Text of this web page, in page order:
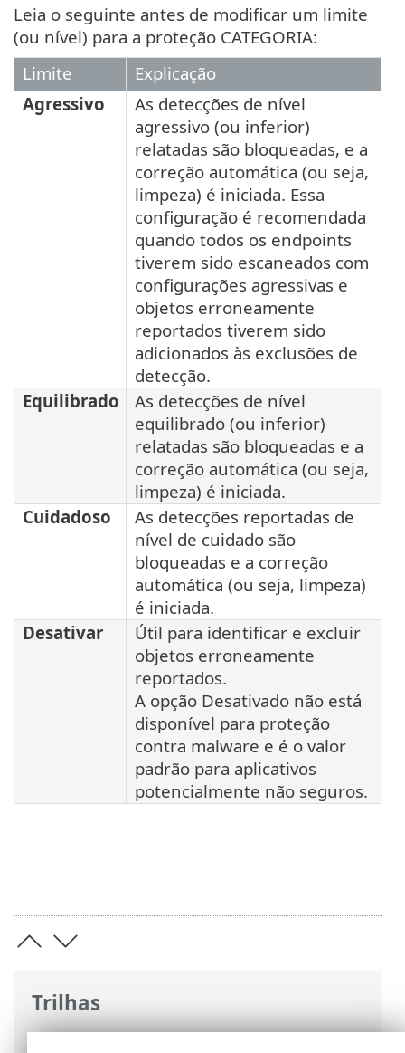
Trilhas
Ajuda on-line ESET>ESET NOD32
Leia o seguinte antes de modificar um limite
(ou nível) para a proteção CATEGORIA:
Limite
Explicação
Agressivo
As detecções de nível
agressivo (ou inferior)
relatadas são bloqueadas, e a
correção automática (ou seja,
limpeza) é iniciada. Essa
configuração é recomendada
quando todos os endpoints
tiverem sido escaneados com
configurações agressivas e
objetos erroneamente
reportados tiverem sido
adicionados às exclusões de
detecção.
Equilibrado
As detecções de nível
equilibrado (ou inferior)
relatadas são bloqueadas e a
correção automática (ou seja,
limpeza) é iniciada.
Cuidadoso
As detecções reportadas de
nível de cuidado são
bloqueadas e a correção
automática (ou seja, limpeza)
é iniciada.
Desativar
Útil para identificar e excluir
objetos erroneamente
reportados.
A opção Desativado não está
disponível para proteção
contra malware e é o valor
padrão para aplicativos
potencialmente não seguros.